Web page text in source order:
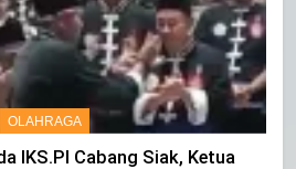
OLAHRAGA
IKS.PI Cabang Siak, Ketua